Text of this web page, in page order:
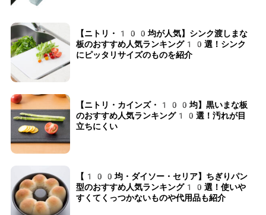
【ニトリ・100均が人気】シンク渡しまな
板のおすすめ人気ランキング10選！シンク
にピッタリサイズのものを紹介
【ニトリ・カインズ・100均】黒いまな板
のおすすめ人気ランキング10選！汚れが目
立ちにくい
【100均・ダイソー・セリア】ちぎりパン
型のおすすめ人気ランキング10選！使いや
すくてくっつかないものや代用品も紹介